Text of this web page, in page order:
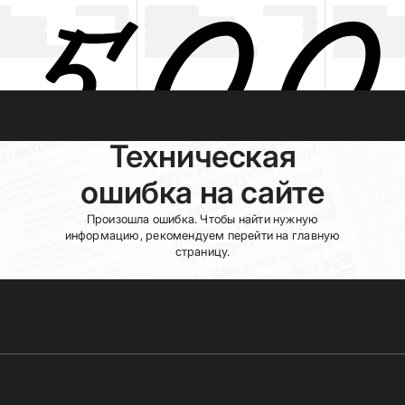
Техническая
ошибка на сайте
Произошла ошибка. Чтобы найти нужную
информацию, рекомендуем перейти на главную
страницу.